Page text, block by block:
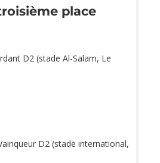
place
D2 (stade Al-Salam, Le
D2 (stade international,